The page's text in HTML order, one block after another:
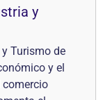
y
Turismo de
y el
comercio